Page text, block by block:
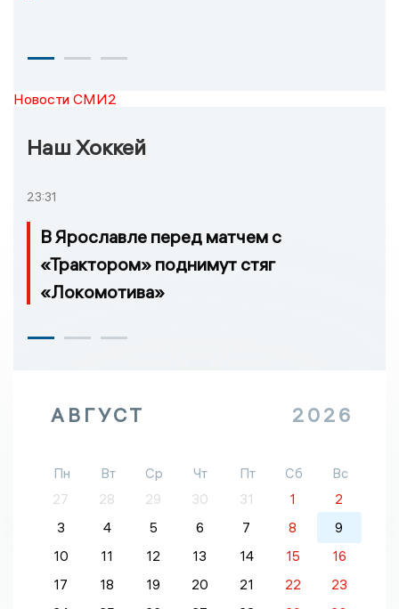
Новости СМИ2
Наш Хоккей
23:31
В Ярославле перед матчем с
«Трактором» поднимут стяг
«Локомотива»
АВГУСТ 2026
Пн Вт Ср Чт Пт Сб
Вс
27
28 29 30 31 1
2
3
4 5 6 7 8
9
10
11 12 13 14 15
16
17
18 19 20 21 22
23